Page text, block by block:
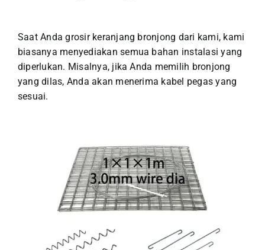
Saat Anda grosir keranjang bronjong dari kami, kami
biasanya menyediakan semua bahan instalasi yang
diperlukan. Misalnya, jika Anda memilih bronjong
yang dilas, Anda akan menerima kabel pegas yang
sesuai.